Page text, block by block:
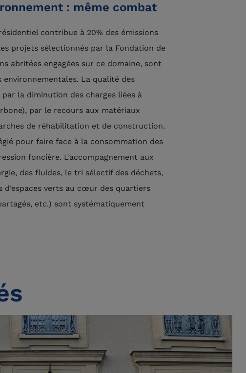
: même combat
contribue à 20% des émissions
projets sélectionnés par la Fondation de
abritées engagées sur ce domaine, sont
environnementales. La qualité des
la diminution des charges liées à
par le recours aux matériaux
de réhabilitation et de construction.
pour faire face à la consommation des
foncière. L’accompagnement aux
des fluides, le tri sélectif des déchets,
d’espaces verts au cœur des quartiers
etc.) sont systématiquement